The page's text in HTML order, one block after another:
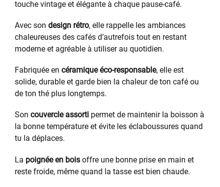
touche vintage et élégante à chaque pause-café.
Avec son design rétro, elle rappelle les ambiances
chaleureuses des cafés d’autrefois tout en restant
moderne et agréable à utiliser au quotidien.
Fabriquée en céramique éco-responsable, elle est
solide, durable et garde bien la chaleur de ton café ou
de ton thé plus longtemps.
Son couvercle assorti permet de maintenir la boisson à
la bonne température et évite les éclaboussures quand
tu la déplaces.
La poignée en bois offre une bonne prise en main et
reste froide, même quand la tasse est bien chaude.